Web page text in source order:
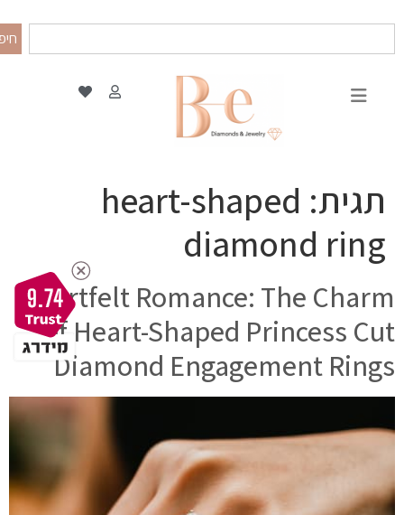
תגית: heart-shaped
diamond ring
Heartfelt Romance: The Charm
of Heart-Shaped Princess Cut
Diamond Engagement Rings
9.74